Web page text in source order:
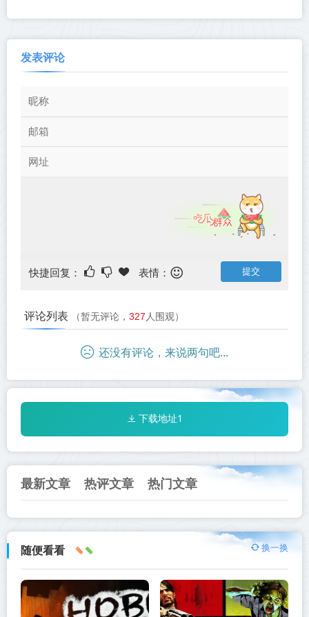
发表评论
快捷回复： 表情：
评论列表 （暂无评论， 327 人围观）
还没有评论，来说两句吧...
下载地址1
最新文章 热评文章 热门文章
随便看看 换一换